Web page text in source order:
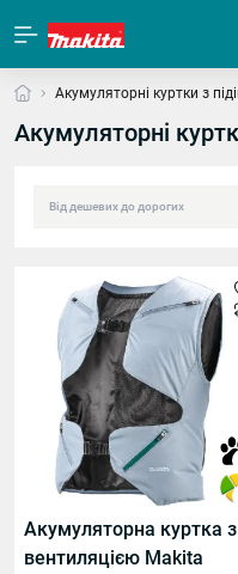
Акумуляторні куртки з
Акумуляторні
Акумуляторна куртка з
вентиляцією Makita